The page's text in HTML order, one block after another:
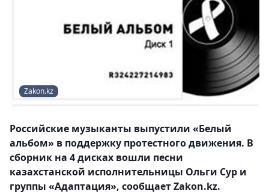
Zakon.kz
Российские музыканты выпустили «Белый
альбом» в поддержку протестного движения. В
сборник на 4 дисках вошли песни
казахстанской исполнительницы Ольги Сур и
группы «Адаптация», сообщает Zakon.kz.